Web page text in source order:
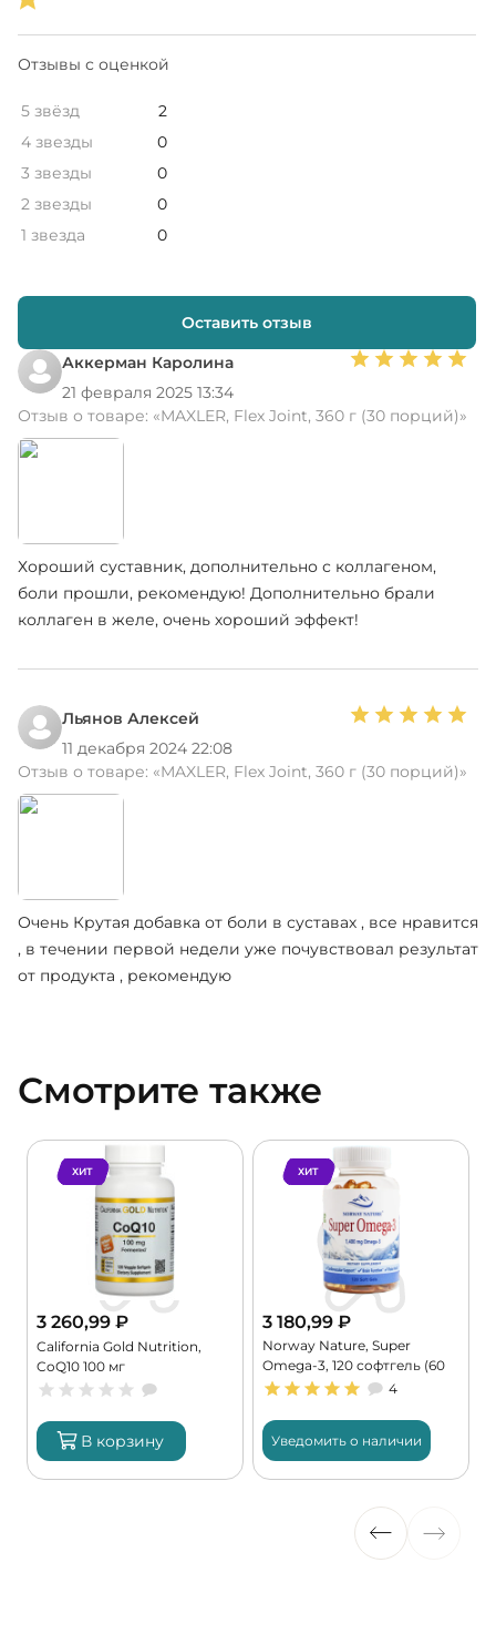
Аккерман Каролина
21 февраля 2025 13:34
Отзыв о товаре: «MAXLER, Flex Joint, 360 г (30 порций)»
Хороший суставник, дополнительно с коллагеном,
боли прошли, рекомендую! Дополнительно брали
коллаген в желе, очень хороший эффект!
Льянов Алексей
11 декабря 2024 22:08
Отзыв о товаре: «MAXLER, Flex Joint, 360 г (30 порций)»
Очень Крутая добавка от боли в суставах , все нравится
, в течении первой недели уже почувствовал результат
от продукта , рекомендую
Отзывы с оценкой
5 звёзд
2
4 звезды
0
3 звезды
0
2 звезды
0
1 звезда
0
Оставить отзыв
Смотрите также
ХИТ
3 260,99 ₽
California Gold Nutrition,
CoQ10 100 мг
В корзину
ХИТ
3 180,99 ₽
Norway Nature, Super
Omega-3, 120 софтгель (60
порций)
4
Уведомить о наличии